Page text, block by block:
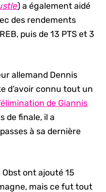
) a également aidé
des rendements
puis de 13 PTS et 3
allemand Dennis
d’avoir connu tout un
de Giannis
de finale, il a
à sa dernière
ont ajouté 15
mais ce fut tout